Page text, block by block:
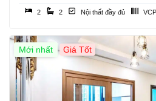
2 2 Nội thất đầy đủ
Mới nhất Giá Tốt